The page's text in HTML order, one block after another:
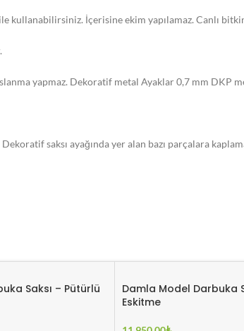
İçerisine ekim yapılamaz. Canlı bitkinizi
yapmaz. Dekoratif metal Ayaklar 0,7 mm DKP
saksı ayağında yer alan bazı parçalara
Saksı – Pütürlü
Damla Model Darbuka
Eskitme